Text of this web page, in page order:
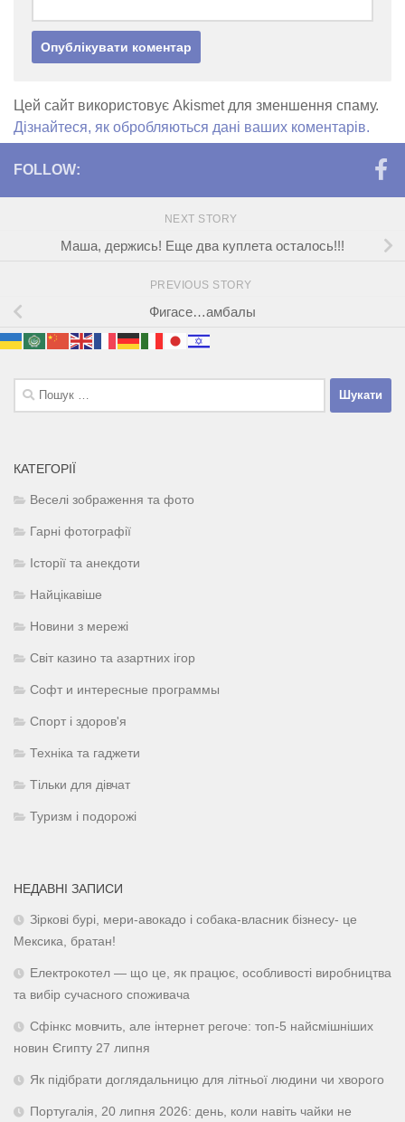
Цей сайт використовує Akismet для зменшення спаму.
Дізнайтеся, як обробляються дані ваших коментарів.
FOLLOW:
NEXT STORY
Маша, держись! Еще два куплета осталось!!!
PREVIOUS STORY
Фигасе…амбалы
Пошук:
КАТЕГОРІЇ
Веселі зображення та фото
Гарні фотографії
Історії та анекдоти
Найцікавіше
Новини з мережі
Світ казино та азартних ігор
Софт и интересные программы
Спорт і здоров'я
Техніка та гаджети
Тільки для дівчат
Туризм і подорожі
НЕДАВНІ ЗАПИСИ
Зіркові бурі, мери-авокадо і собака-власник бізнесу- це
Мексика, братан!
Електрокотел — що це, як працює, особливості виробництва
та вибір сучасного споживача
Сфінкс мовчить, але інтернет регоче: топ-5 найсмішніших
новин Єгипту 27 липня
Як підібрати доглядальницю для літньої людини чи хворого
Португалія, 20 липня 2026: день, коли навіть чайки не